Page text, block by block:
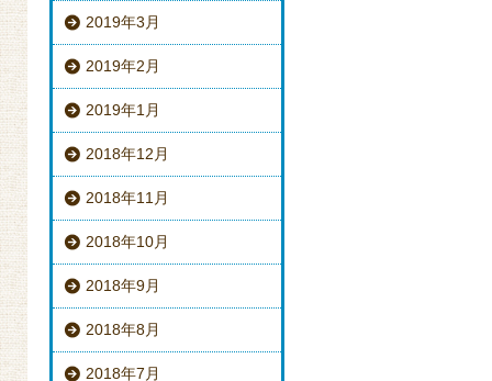
2019年3月
2019年2月
2019年1月
2018年12月
2018年11月
2018年10月
2018年9月
2018年8月
2018年7月